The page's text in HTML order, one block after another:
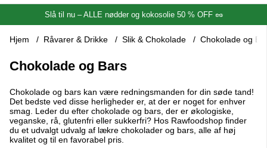
Slå til nu – ALLE nødder og kokosolie 50 % OFF 🥜
Hjem Råvarer & Drikke Slik & Chokolade Chokolade og
Chokolade og Bars
Chokolade og bars kan være redningsmanden for din søde tand!
Det bedste ved disse herligheder er, at der er noget for enhver
smag. Leder du efter chokolade og bars, der er økologiske,
veganske, rå, glutenfri eller sukkerfri? Hos Rawfoodshop finder
du et udvalgt udvalg af lækre chokolader og bars, alle af høj
kvalitet og til en favorabel pris.